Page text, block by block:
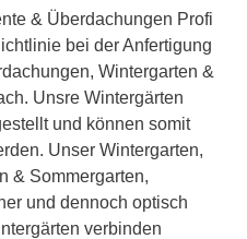
& Überdachungen Profi
bei der Anfertigung
Wintergarten &
Unsre Wintergärten
und können somit
Unser Wintergarten,
& Sommergarten,
und dennoch optisch
verbinden